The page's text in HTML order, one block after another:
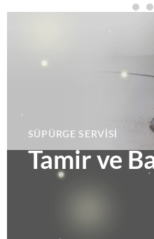
SÜPÜRGE SERVISI
Tamir ve